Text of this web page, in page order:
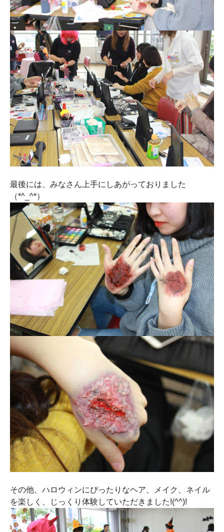
最後には、みなさん上手にしあがっておりました
（*^_^*）
その他、ハロウィンにぴったりなヘア、メイク、ネイル
を楽しく、じっくり体験していただきました!(^^)!